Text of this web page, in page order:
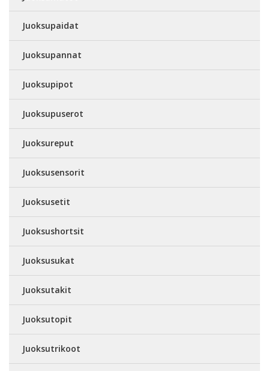
Juoksupaidat
Juoksupannat
Juoksupipot
Juoksupuserot
Juoksureput
Juoksusensorit
Juoksusetit
Juoksushortsit
Juoksusukat
Juoksutakit
Juoksutopit
Juoksutrikoot